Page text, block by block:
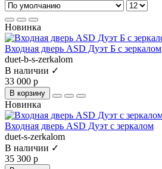
Новинка
Входная дверь ASD Дуэт Б с зеркалом
duet-b-s-zerkalom
В наличии ✓
33 000 р
В корзину
Новинка
Входная дверь ASD Дуэт с зеркалом
duet-s-zerkalom
В наличии ✓
35 300 р